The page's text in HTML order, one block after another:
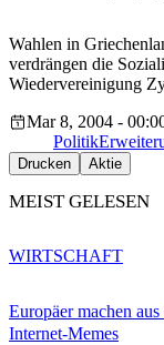
Wahlen in
verdrängen die
Wiedervereinigung
Mar 8, 2004 -
Politik
Drucken Aktie
MEIST GELESEN
Europäer machen
Internet-Memes
WIRTSCHAFT